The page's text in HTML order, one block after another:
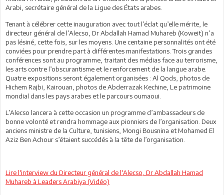
Arabi, secrétaire général de la Ligue des États arabes.
Tenant à célébrer cette inauguration avec tout l’éclat qu’elle mérite, le
directeur général de l’Alecso, Dr Abdallah Hamad Muhareb (Koweit) n’a
pas lésiné, cette fois, sur les moyens. Une centaine personnalités ont été
conviées pour prendre part à différentes manifestations. Trois grandes
conférences sont au programme, traitant des médias face au terrorisme,
les arts contre l’obscurantisme et le renforcement de la langue arabe.
Quatre expositions seront également organisées : Al Qods, photos de
Hichem Rajbi, Kairouan, photos de Abderrazak Kechine, Le patrimoine
mondial dans les pays arabes et le parcours oumaoui.
L’Alecso lancera à cette occasion un programme d’ambassadeurs de
bonne volonté et rendra hommage aux pionniers de l’organisation. Deux
anciens ministre de la Culture, tunisiens, Mongi Bousnina et Mohamed El
Aziz Ben Achour s’étaient succédés à la tête de l’organisation.
Lire l'interview du Directeur général de l'Alecso, Dr Abdallah Hamad
Muhareb à Leaders Arabiya (Vidéo)